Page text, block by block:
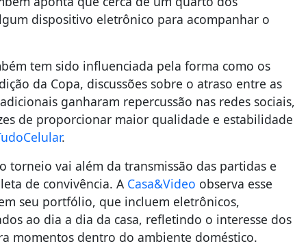
dispositivo eletrônico para acompanhar o
tem sido influenciada pela forma como os
da Copa, discussões sobre o atraso entre as
ganharam repercussão nas redes sociais,
de proporcionar maior qualidade e estabilidade
.
torneio vai além da transmissão das partidas e
de convivência. A Casa&Video observa esse
seu portfólio, que incluem eletrônicos,
ao dia a dia da casa, refletindo o interesse dos
momentos dentro do ambiente doméstico.